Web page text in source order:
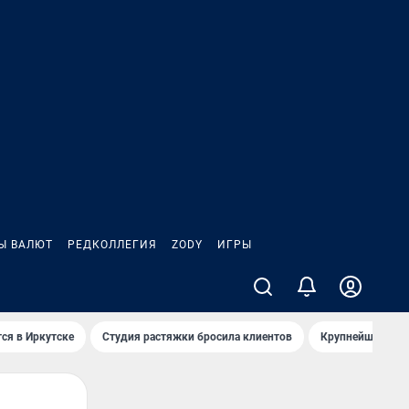
ВАЛЮТ РЕДКОЛЛЕГИЯ ZODY ИГРЫ
в Иркутске Студия растяжки бросила клиентов Крупнейшие